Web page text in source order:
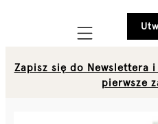
Mobile
Zapisz się do Newslettera
pierwsze